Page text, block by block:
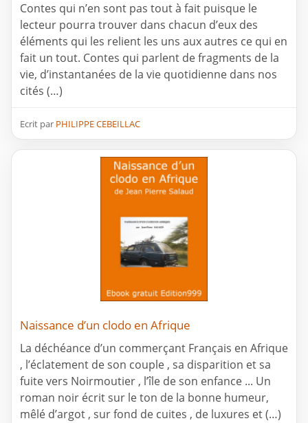
Contes qui n’en sont pas tout à fait puisque le
lecteur pourra trouver dans chacun d’eux des
éléments qui les relient les uns aux autres ce qui en
fait un tout. Contes qui parlent de fragments de la
vie, d’instantanées de la vie quotidienne dans nos
cités (…)
Ecrit par PHILIPPE CEBEILLAC
Naissance d’un clodo en Afrique
La déchéance d’un commerçant Français en Afrique
, l’éclatement de son couple , sa disparition et sa
fuite vers Noirmoutier , l’île de son enfance ... Un
roman noir écrit sur le ton de la bonne humeur,
mêlé d’argot , sur fond de cuites , de luxures et (…)